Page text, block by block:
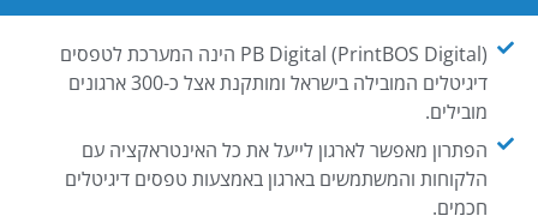
PB Digital (PrintBOS Digital) הינה המערכת לטפסים
דיגיטלים המובילה בישראל ומותקנת אצל כ-300 ארגונים
מובילים.
הפתרון מאפשר לארגון לייעל את כל האינטראקציה עם
הלקוחות והמשתמשים בארגון באמצעות טפסים דיגיטלים
חכמים.